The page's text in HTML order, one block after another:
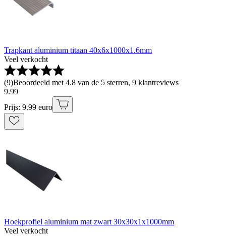
Trapkant aluminium titaan 40x6x1000x1.6mm
Veel verkocht
(9)Beoordeeld met 4.8 van de 5 sterren, 9 klantreviews
9.99
Prijs: 9.99 euro
Hoekprofiel aluminium mat zwart 30x30x1x1000mm
Veel verkocht